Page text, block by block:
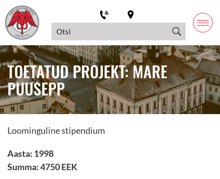
TOETATUD PROJEKT: MARE
PUUSEPP
Loominguline stipendium
Aasta: 1998
Summa: 4750 EEK